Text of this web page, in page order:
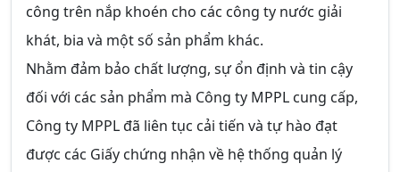
công trên nắp khoén cho các công ty nước giải
khát, bia và một số sản phẩm khác.
Nhằm đảm bảo chất lượng, sự ổn định và tin cậy
đối với các sản phẩm mà Công ty MPPL cung cấp,
Công ty MPPL đã liên tục cải tiến và tự hào đạt
được các Giấy chứng nhận về hệ thống quản lý